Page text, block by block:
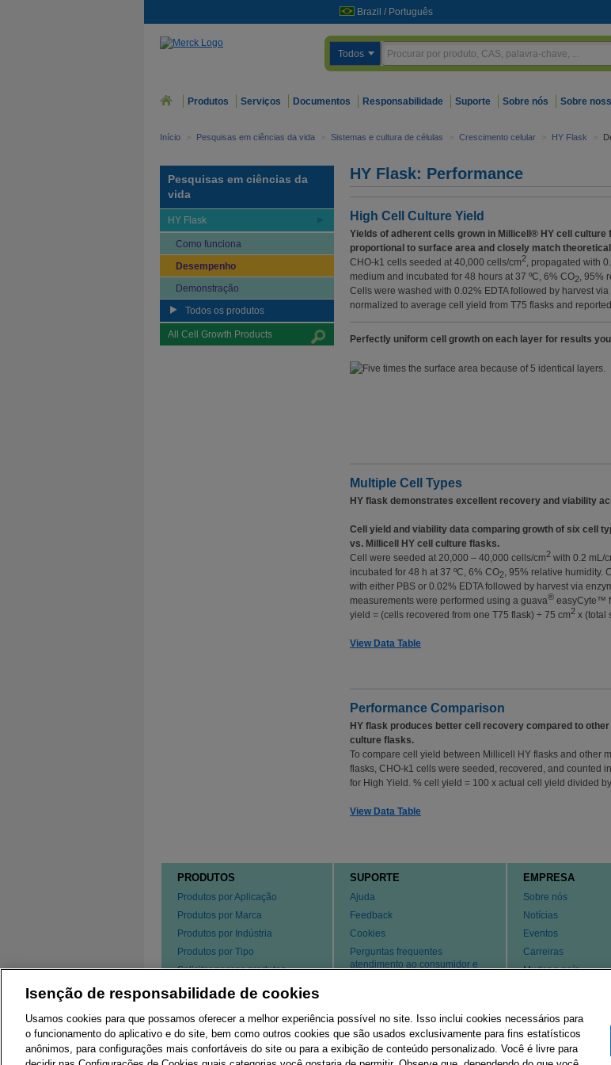
Brazil / Português
Todos
Produtos Serviços Documentos Responsabilidade Suporte Sobre nós Sobre
Início > Pesquisas em ciências da vida > Sistemas e cultura de células > Crescimento celular > HY Flask >
Pesquisas em ciências da
vida
HY Flask
Como funciona
Desempenho
Demonstração
Todos os produtos
All Cell Growth Products
HY Flask: Performance
High Cell Culture Yield
Yields of adherent cells grown in Millicell® HY cell culture
proportional to surface area and closely match
CHO-k1 cells seeded at 40,000 cells/cm2, propagated with
medium and incubated for 48 hours at 37 ºC, 6% CO2, 95%
Cells were washed with 0.02% EDTA followed by harvest
normalized to average cell yield from T75 flasks and
Perfectly uniform cell growth on each layer for results
Multiple Cell Types
HY flask demonstrates excellent recovery and viability
Cell yield and viability data comparing growth of six cell
vs. Millicell HY cell culture flasks.
Cell were seeded at 20,000 – 40,000 cells/cm2 with 0.2 mL/
incubated for 48 h at 37 ºC, 6% CO2, 95% relative humidity.
with either PBS or 0.02% EDTA followed by harvest via
measurements were performed using a guava® easyCyte™
yield = (cells recovered from one T75 flask) ÷ 75 cm2 x (total
View Data Table
Performance Comparison
HY flask produces better cell recovery compared to other
culture flasks.
To compare cell yield between Millicell HY flasks and other
flasks, CHO-k1 cells were seeded, recovered, and counted
for High Yield. % cell yield = 100 x actual cell yield divided
View Data Table
PRODUTOS
Produtos por Aplicação
Produtos por Marca
Produtos por Indústria
Produtos por Tipo
Solicitar nossos produtos
SUPORTE
Ajuda
Feedback
Cookies
Perguntas frequentes
atendimento ao consumidor e
Contate-nos
EMPRESA
Sobre nós
Notícias
Eventos
Carreiras
Mudar o país
Grupo Merck Imprint Termos de
Isenção de responsabilidade de cookies
Usamos cookies para que possamos oferecer a melhor experiência possível no site. Isso inclui cookies necessários para
o funcionamento do aplicativo e do site, bem como outros cookies que são usados ​​exclusivamente para fins estatísticos
anônimos, para configurações mais confortáveis ​​do site ou para a exibição de conteúdo personalizado. Você é livre para